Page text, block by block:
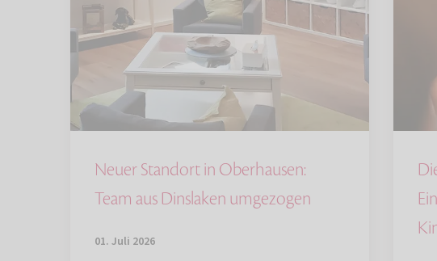
Neuer Standort in Oberhausen:
Team aus Dinslaken umgezogen
01. Juli 2026